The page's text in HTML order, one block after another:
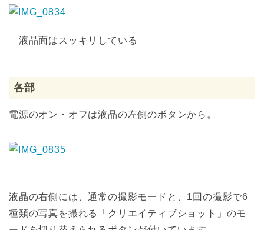
液晶面はスッキリしている
各部
電源のオン・オフは液晶の左側のボタンから。
液晶の右側には、通常の撮影モードと、1回の撮影で6
種類の写真を撮れる「クリエイティブショット」のモ